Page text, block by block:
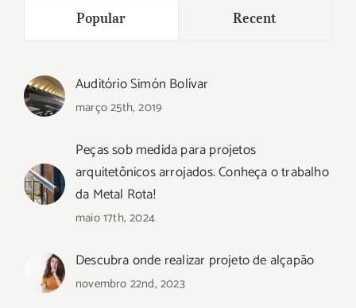
Popular Recent
Auditório Simón Bolívar
março 25th, 2019
Peças sob medida para projetos
arquitetônicos arrojados. Conheça o trabalho
da Metal Rota!
maio 17th, 2024
Descubra onde realizar projeto de alçapão
novembro 22nd, 2023